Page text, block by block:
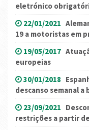
eletrónico
22/01/2021
19 a motoristas em
19/05/2017
europeias
30/01/2018
descanso semanal a
23/09/2021
restrições a partir